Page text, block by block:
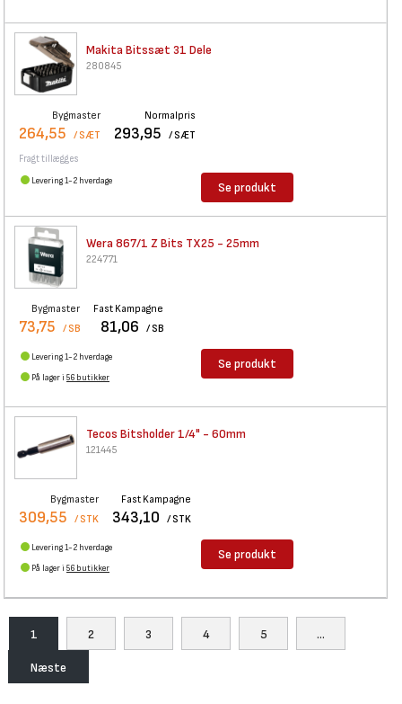
Makita Bitssæt 31 Dele
280845
Bygmaster
264,55 / SÆT
Normalpris
293,95 / SÆT
Fragt tillægges
Levering 1-2 hverdage Se produkt
Wera 867/1 Z Bits TX25 - 25mm
224771
Bygmaster
73,75 / SB
Fast Kampagne
81,06 / SB
Levering 1-2 hverdage
På lager i 56 butikker
Se produkt
Tecos Bitsholder 1/4" - 60mm
121445
Bygmaster
309,55 / STK
Fast Kampagne
343,10 / STK
Levering 1-2 hverdage
På lager i 56 butikker
Se produkt
1 2 3 4 5 ...
Næste